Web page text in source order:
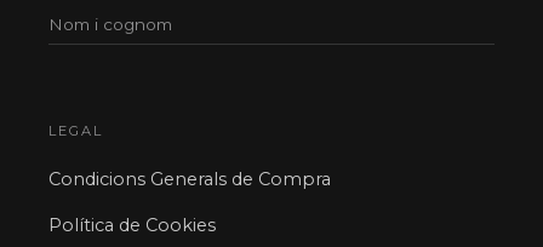
LEGAL
Condicions Generals de Compra
Política de Cookies